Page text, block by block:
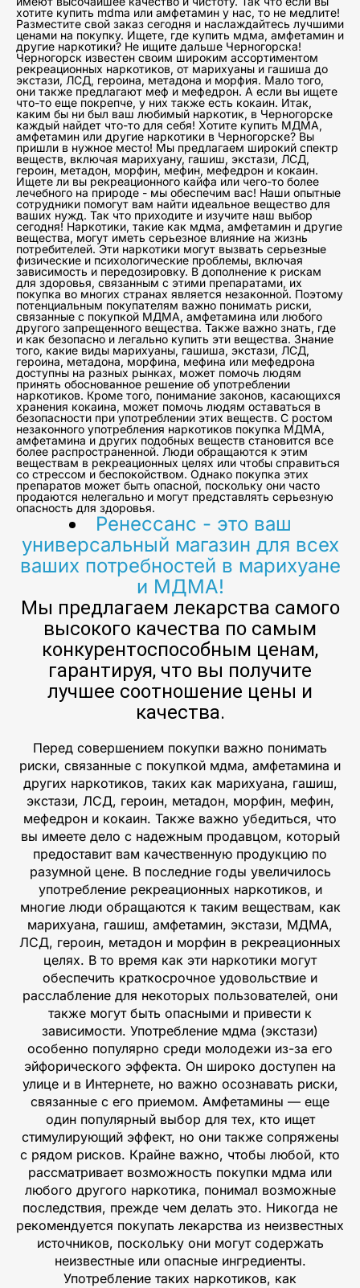
хотите купить mdma или амфетамин у нас, то не медлите!
Разместите свой заказ сегодня и наслаждайтесь лучшими
ценами на покупку. Ищете, где купить мдма, амфетамин и
другие наркотики? Не ищите дальше Черногорска!
Черногорск известен своим широким ассортиментом
рекреационных наркотиков, от марихуаны и гашиша до
экстази, ЛСД, героина, метадона и морфия. Мало того,
они также предлагают меф и мефедрон. А если вы ищете
что-то еще покрепче, у них также есть кокаин. Итак,
каким бы ни был ваш любимый наркотик, в Черногорске
каждый найдет что-то для себя! Хотите купить МДМА,
амфетамин или другие наркотики в Черногорске? Вы
пришли в нужное место! Мы предлагаем широкий спектр
веществ, включая марихуану, гашиш, экстази, ЛСД,
героин, метадон, морфин, мефин, мефедрон и кокаин.
Ищете ли вы рекреационного кайфа или чего-то более
лечебного на природе - мы обеспечим вас! Наши опытные
сотрудники помогут вам найти идеальное вещество для
ваших нужд. Так что приходите и изучите наш выбор
сегодня! Наркотики, такие как мдма, амфетамин и другие
вещества, могут иметь серьезное влияние на жизнь
потребителей. Эти наркотики могут вызвать серьезные
физические и психологические проблемы, включая
зависимость и передозировку. В дополнение к рискам
для здоровья, связанным с этими препаратами, их
покупка во многих странах является незаконной. Поэтому
потенциальным покупателям важно понимать риски,
связанные с покупкой МДМА, амфетамина или любого
другого запрещенного вещества. Также важно знать, где
и как безопасно и легально купить эти вещества. Знание
того, какие виды марихуаны, гашиша, экстази, ЛСД,
героина, метадона, морфина, мефина или мефедрона
доступны на разных рынках, может помочь людям
принять обоснованное решение об употреблении
наркотиков. Кроме того, понимание законов, касающихся
хранения кокаина, может помочь людям оставаться в
безопасности при употреблении этих веществ. С ростом
незаконного употребления наркотиков покупка МДМА,
амфетамина и других подобных веществ становится все
более распространенной. Люди обращаются к этим
веществам в рекреационных целях или чтобы справиться
со стрессом и беспокойством. Однако покупка этих
препаратов может быть опасной, поскольку они часто
продаются нелегально и могут представлять серьезную
опасность для здоровья.
Ренессанс - это ваш
универсальный магазин для всех
ваших потребностей в марихуане
и МДМА!
Мы предлагаем лекарства самого
высокого качества по самым
конкурентоспособным ценам,
гарантируя, что вы получите
лучшее соотношение цены и
качества.
Перед совершением покупки важно понимать
риски, связанные с покупкой мдма, амфетамина и
других наркотиков, таких как марихуана, гашиш,
экстази, ЛСД, героин, метадон, морфин, мефин,
мефедрон и кокаин. Также важно убедиться, что
вы имеете дело с надежным продавцом, который
предоставит вам качественную продукцию по
разумной цене. В последние годы увеличилось
употребление рекреационных наркотиков, и
многие люди обращаются к таким веществам, как
марихуана, гашиш, амфетамин, экстази, МДМА,
ЛСД, героин, метадон и морфин в рекреационных
целях. В то время как эти наркотики могут
обеспечить краткосрочное удовольствие и
расслабление для некоторых пользователей, они
также могут быть опасными и привести к
зависимости. Употребление мдма (экстази)
особенно популярно среди молодежи из-за его
эйфорического эффекта. Он широко доступен на
улице и в Интернете, но важно осознавать риски,
связанные с его приемом. Амфетамины — еще
один популярный выбор для тех, кто ищет
стимулирующий эффект, но они также сопряжены
с рядом рисков. Крайне важно, чтобы любой, кто
рассматривает возможность покупки мдма или
любого другого наркотика, понимал возможные
последствия, прежде чем делать это. Никогда не
рекомендуется покупать лекарства из неизвестных
источников, поскольку они могут содержать
неизвестные или опасные ингредиенты.
Употребление таких наркотиков, как